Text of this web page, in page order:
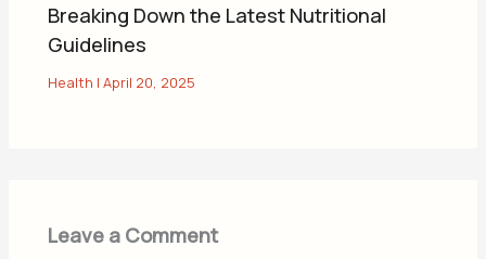
Breaking Down the Latest Nutritional
Guidelines
Health |April 20, 2025
Leave a Comment